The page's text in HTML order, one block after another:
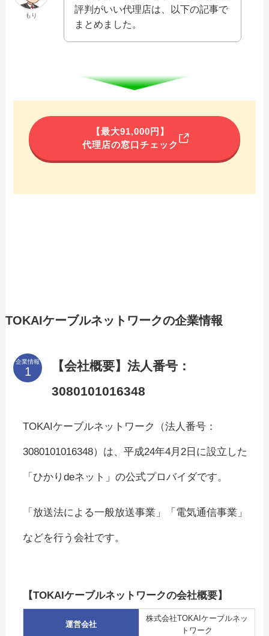
もり
評判がいい代理店は、以下の記事で
まとめました。
【最大91,000円】
代理店の窓口チェック
TOKAIケーブルネットワークの企業情報
企業情報
【会社概要】法人番号：
3080101016348
TOKAIケーブルネットワーク（法人番号：
3080101016348）は、平成24年4月2日に設立した
「ひかりdeネット」の公式プロバイダです。
「放送法による一般放送事業」「電気通信事業」
などを行う会社です。
【TOKAIケーブルネットワークの会社概要】
運営会社
株式会社TOKAIケーブルネッ
トワーク